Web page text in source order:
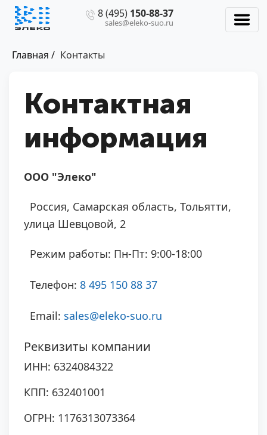
8 (495) 150-88-37
sales@eleko-suo.ru
Главная / Контакты
Контактная
информация
ООО "Элеко"
Россия, Самарская область, Тольятти,
улица Шевцовой, 2
Режим работы: Пн-Пт: 9:00-18:00
Телефон: 8 495 150 88 37
Email: sales@eleko-suo.ru
Реквизиты компании
ИНН: 6324084322
КПП: 632401001
ОГРН: 1176313073364